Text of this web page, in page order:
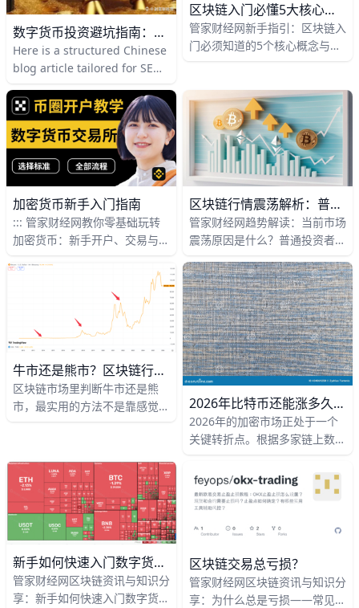
数字货币投资避坑指南：新手必看风险与实战策略
Here is a structured Chinese
blog article tailored for SEO
网新手避坑指南：数字货币投资
常见问题与风险解析 在数字货
币市场快速发展的背景下，越来
越多的投资者开始关注并参与加
密资产交易。然而，高收益往往
门的新手来说，稍有不慎就可能
踩坑甚至遭受重大损失。本文将
围绕新手常见问题与核心风险进
行系统解析，帮助投资者理性入
区块链入门必懂5大核心概念与常见误区
管家财经网新手指引：区块链入
门必须知道的5个核心概念与常
开行情软件就看到“去中心化”
“智能合约”“NFT”“挖矿”这些词，
直接被绕晕。其实只要先搞懂5
个核心概念，再避开几个常见误
区，你就能看清这个领域的基本
逻辑，而不是被各种“必赚”宣传
牵着走。
加密货币新手入门指南
::: 管家财经网教你零基础玩转
加密货币：新手开户、交易与安
代，加密货币已从小众投资逐步
走向主流。对于刚入门的新手来
说，如何安全、规范地进入这个
市场，是迈出第一步的关键。本
指南将从开户、交易到资产安
全，带你完整了解加密货币的基
础操作流程。
区块链行情震荡解析：普通投资者如何稳住仓位不被洗出局
管家财经网趋势解读：当前市场
震荡原因是什么？普通投资者如
加密市场处在一个“看起来不太
涨、跌下去又有人接”的震荡阶
段，很多人几乎每天打开行情软
件都能看到主流币在一个区间里
来回波动，比如比特币可能一周
内在一个10%～15%的区间里上
下反复。对于普通投资者来说，
这种走势既让人焦虑，又让人困
惑：到底是大跌前的前奏，还是
新一轮行情启动前的蓄势？理解
每一个还留在市场上的人都必须
补的一课。下面，我们就用简单
的语言，从宏观环境、行业内部
变化，到具体的应对策略，一段
一段讲清楚。
牛市还是熊市？区块链行情判断指南
区块链市场里判断牛市还是熊
市，最实用的方法不是靠感觉，
特币如果连续站上关键均线并且
成交量放大，通常说明市场偏
强；如果价格一再跌破支撑位，
反弹力度又很弱，往往更像熊
市。很多投资者在上涨初期不敢
买，在下跌中后期又急着抄底，
所以先看懂趋势，再决定动作，
会更稳一些。
2026年比特币还能涨多久？加密市场走势深度解析
2026年的加密市场正处于一个
关键转折点。根据多家链上数据
度，加密市场总市值维持在约
2.8万亿美元，相比2025年高点
仅回落约10%，显示整体仍处于
高位震荡阶段。其中，比特币市
明资金依然集中在主流资产，而
非大规模流入山寨币市场。
新手如何快速入门数字货币交易？避坑必看的区块链投资教程
管家财经网区块链资讯与知识分
享：新手如何快速入门数字货币
区块链交易总亏损？
管家财经网区块链资讯与知识分
享：为什么总是亏损——常见交